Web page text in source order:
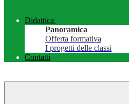
Didattica
Panoramica
Offerta formativa
I progetti delle classi
Contatti